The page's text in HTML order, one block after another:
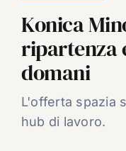
CARRIERE
VIDEO
EVENTI
CHI SIAMO
Konica
ripartenza
domani
L'offerta spazia
hub di lavoro.